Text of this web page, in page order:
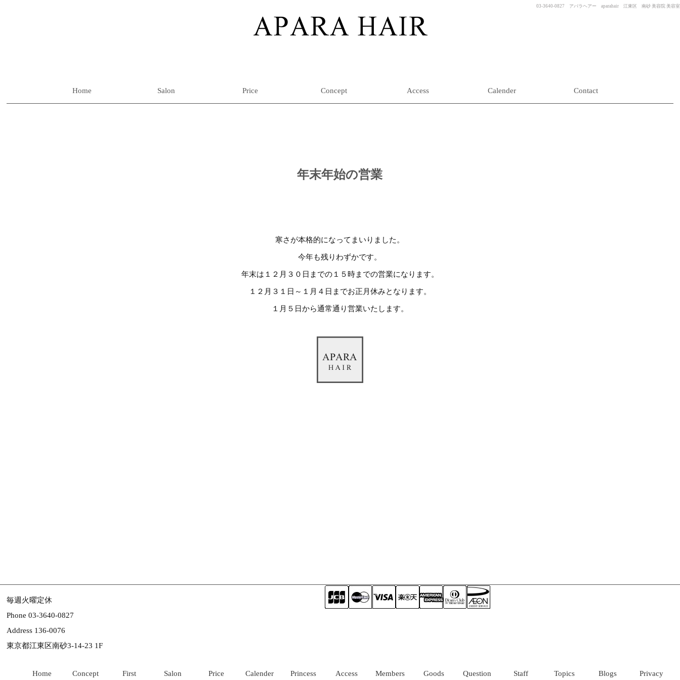
03-3640-0827 アパラヘアー aparahair 江東区 南砂 美容院 美容室
Home Salon Price Concept Access Calender Contact
年末年始の営業
寒さが本格的になってまいりました。
今年も残りわずかです。
年末は１２月３０日までの１５時までの営業になります。
１２月３１日～１月４日までお正月休みとなります。
１月５日から通常通り営業いたします。
毎週火曜定休
Phone 03-3640-0827
Address 136-0076
東京都江東区南砂3-14-23 1F
Home Concept First Salon Price Calender Princess Access Members Goods Question Staff Topics Blogs Privacy